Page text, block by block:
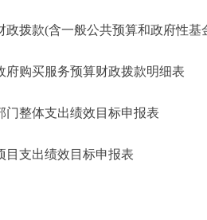
款(含一般公共预算和政府性基
购买服务预算财政拨款明细表
整体支出绩效目标申报表
支出绩效目标申报表